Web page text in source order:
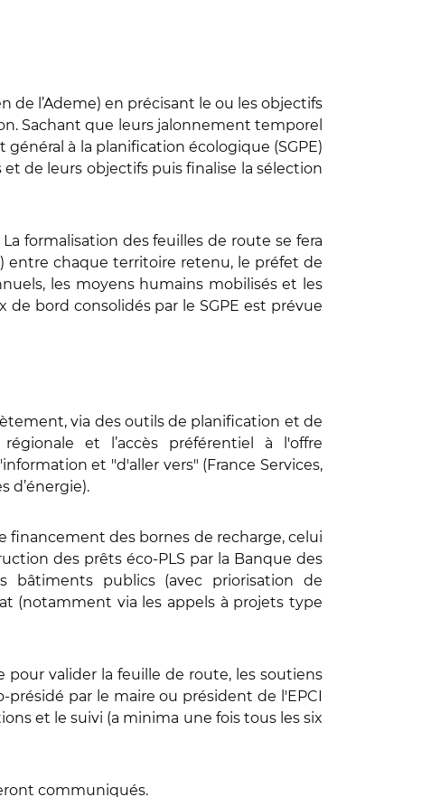
l’Ademe) en précisant le ou les objectifs
Sachant que leurs jalonnement temporel
à la planification écologique (SGPE)
de leurs objectifs puis finalise la sélection
formalisation des feuilles de route se fera
entre chaque territoire retenu, le préfet de
les moyens humains mobilisés et les
bord consolidés par le SGPE est prévue
via des outils de planification et de
et l’accès préférentiel à l'offre
et "d'aller vers" (France Services,
d’énergie).
des bornes de recharge, celui
des prêts éco-PLS par la Banque des
bâtiments publics (avec priorisation de
(notamment via les appels à projets type
valider la feuille de route, les soutiens
par le maire ou président de l'EPCI
et le suivi (a minima une fois tous les six
communiqués.